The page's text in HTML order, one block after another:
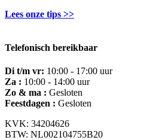
Lees onze tips >>
Telefonisch bereikbaar
Di t/m vr: 10:00 - 17:00 uur
Za : 10:00 - 14:00 uur
Zo & ma : Gesloten
Feestdagen : Gesloten
KVK: 34204626
BTW: NL002104755B20